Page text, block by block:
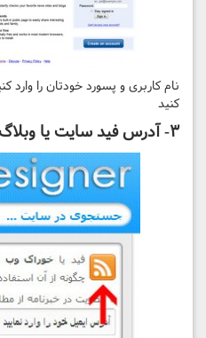
نام کاربری و پسورد خودتان را وارد
کنید
۳- آدرس فید سایت یا وبلاگ مورد نظر را پیدا کنید